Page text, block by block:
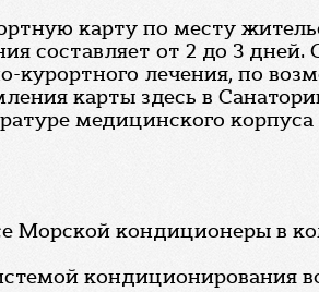
карту по месту
составляет от 2 до 3 дней.
курортного лечения, по
карты здесь в
медицинского корпуса
Морской кондиционеры в
кондиционирования